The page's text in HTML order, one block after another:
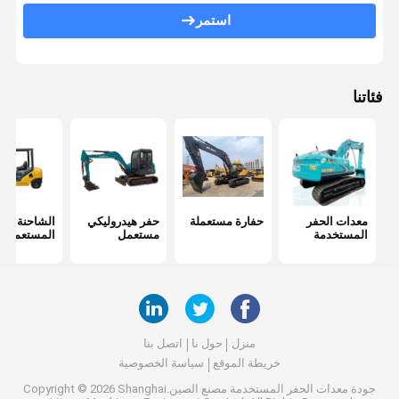
استمر
فئاتنا
معدات الحفر
المستخدمة
حفارة مستعملة
حفر هيدروليكي
مستعمل
الشاحنة
المستعملة
منزل حول نا
اتصل بنا
خريطة الموقع
سياسة الخصوصية
جودة معدات الحفر المستخدمة
مصنع الصين.Copyright © 2026 Shanghai